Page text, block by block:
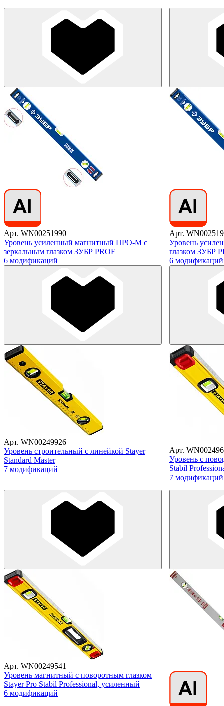
Арт. WN00251990
Уровень усиленный магнитный ПРО-М с
зеркальным глазком ЗУБР PROF
6 модификаций
Арт.
Уровень
глазком ЗУБР
6 модификаций
Арт. WN00249926
Уровень строительный с линейкой Stayer
Standard Master
7 модификаций
Арт.
Уровень с
Stabil
7 модификаций
Арт. WN00249541
Уровень магнитный с поворотным глазком
Stayer Pro Stabil Professional, усиленный
6 модификаций